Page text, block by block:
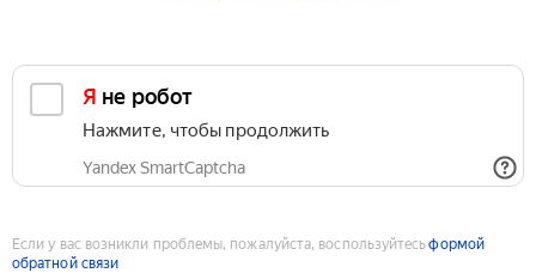
Я не робот
Нажмите, чтобы продолжить
Yandex SmartCaptcha
Если у вас возникли проблемы, пожалуйста, воспользуйтесьформой
обратной связи